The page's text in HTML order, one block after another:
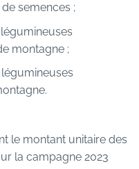
semences ;
montagne ;
le montant unitaire des
la campagne 2023